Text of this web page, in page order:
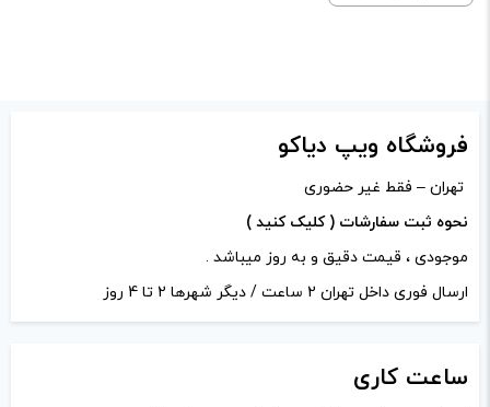
فروشگاه ویپ دیاکو
تهران – فقط غیر حضوری
نحوه ثبت سفارشات ( کلیک کنید )
موجودی ، قیمت دقیق و به روز میباشد .
ارسال فوری داخل تهران 2 ساعت / دیگر شهرها 2 تا 4 روز
ساعت کاری